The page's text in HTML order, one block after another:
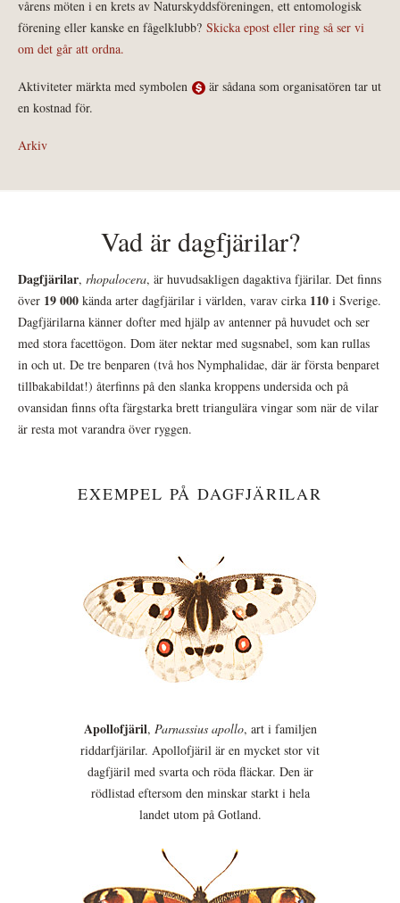
vårens möten i en krets av Naturskyddsföreningen, ett entomologisk
förening eller kanske en fågelklubb? Skicka epost eller ring så ser vi
om det går att ordna.
Aktiviteter märkta med symbolen
är sådana som organisatören tar ut
en kostnad för.
Arkiv
Vad är dagfjärilar?
Dagfjärilar, rhopalocera, är huvudsakligen dagaktiva fjärilar. Det finns
över 19 000 kända arter dagfjärilar i världen, varav cirka 110 i Sverige.
Dagfjärilarna känner dofter med hjälp av antenner på huvudet och ser
med stora facettögon. Dom äter nektar med sugsnabel, som kan rullas
in och ut. De tre benparen (två hos Nymphalidae, där är första benparet
tillbakabildat!) återfinns på den slanka kroppens undersida och på
ovansidan finns ofta färgstarka brett triangulära vingar som när de vilar
är resta mot varandra över ryggen.
EXEMPEL PÅ DAGFJÄRILAR
Apollofjäril, Parnassius apollo, art i familjen
riddarfjärilar. Apollofjäril är en mycket stor vit
dagfjäril med svarta och röda fläckar. Den är
rödlistad eftersom den minskar starkt i hela
landet utom på Gotland.